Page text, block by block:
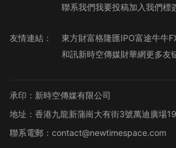
聯系我們我要投稿加入我們標
友情連結： 東方財富格隆匯IPO富途牛牛
和訊新時空傳媒財華網更多友
承印：新時空傳媒有限公司
地址：香港九龍新蒲崗大有街3號萬迪廣場
聯系電郵：contact@newtimespace.com